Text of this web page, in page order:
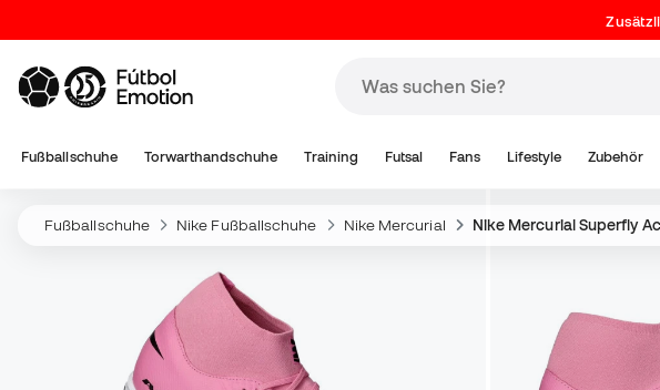
Fußballschuhe Torwarthandschuhe Training Futsal Fans Lifestyle Zubehör
Fußballschuhe Nike Fußballschuhe Nike Mercurial Nike Mercurial Superfly